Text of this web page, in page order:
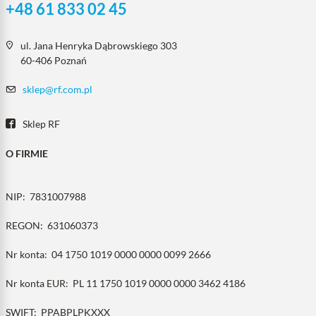
+48 61 833 02 45
ul. Jana Henryka Dąbrowskiego 303
60-406 Poznań
sklep@rf.com.pl
Sklep RF
O FIRMIE
NIP: 7831007988
REGON: 631060373
Nr konta: 04 1750 1019 0000 0000 0099 2666
Nr konta EUR: PL 11 1750 1019 0000 0000 3462 4186
SWIFT: PPABPLPKXXX